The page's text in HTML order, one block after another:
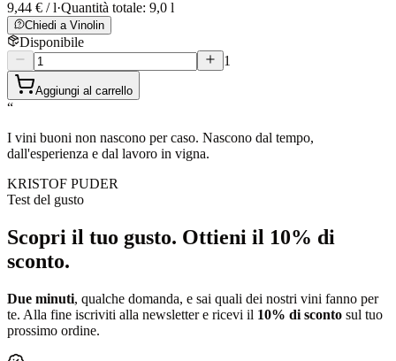
9,44 € / l·Quantità totale: 9,0 l
Chiedi a Vinolin
Disponibile
1
Aggiungi al carrello
“
I vini buoni non nascono per caso. Nascono dal tempo,
dall'esperienza e dal lavoro in vigna.
KRISTOF PUDER
Test del gusto
Scopri il tuo gusto. Ottieni il 10% di
sconto.
Due minuti, qualche domanda, e sai quali dei nostri vini fanno per
te. Alla fine iscriviti alla newsletter e ricevi il 10% di sconto sul tuo
prossimo ordine.